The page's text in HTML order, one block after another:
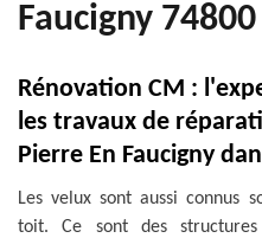
Faucigny 74800
Rénovation CM :
les travaux de
Pierre En Faucigny
Les velux sont aussi connus
toit. Ce sont des